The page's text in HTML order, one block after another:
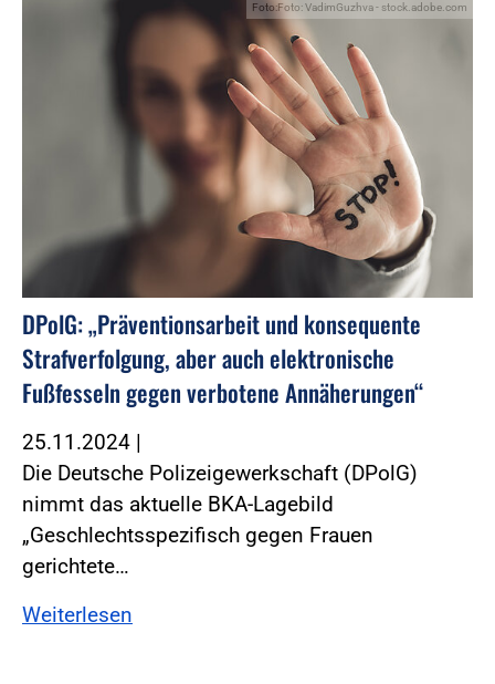
Foto:Foto: VadimGuzhva - stock.adobe.com
DPolG: „Präventionsarbeit und konsequente
Strafverfolgung, aber auch elektronische
Fußfesseln gegen verbotene Annäherungen“
25.11.2024 |
Die Deutsche Polizeigewerkschaft (DPolG)
nimmt das aktuelle BKA-Lagebild
„Geschlechtsspezifisch gegen Frauen
gerichtete…
Weiterlesen